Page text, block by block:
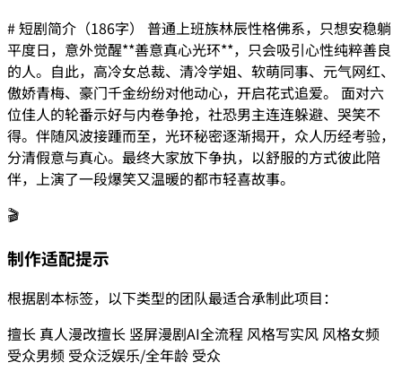
# 短剧简介（186字） 普通上班族林辰性格佛系，只想安稳躺
平度日，意外觉醒**善意真心光环**，只会吸引心性纯粹善良
的人。自此，高冷女总裁、清冷学姐、软萌同事、元气网红、
傲娇青梅、豪门千金纷纷对他动心，开启花式追爱。 面对六
位佳人的轮番示好与内卷争抢，社恐男主连连躲避、哭笑不
得。伴随风波接踵而至，光环秘密逐渐揭开，众人历经考验，
分清假意与真心。最终大家放下争执，以舒服的方式彼此陪
伴，上演了一段爆笑又温暖的都市轻喜故事。
🎬
制作适配提示
根据剧本标签，以下类型的团队最适合承制此项目：
擅长 真人漫改擅长 竖屏漫剧AI全流程 风格写实风 风格女频
受众男频 受众泛娱乐/全年龄 受众